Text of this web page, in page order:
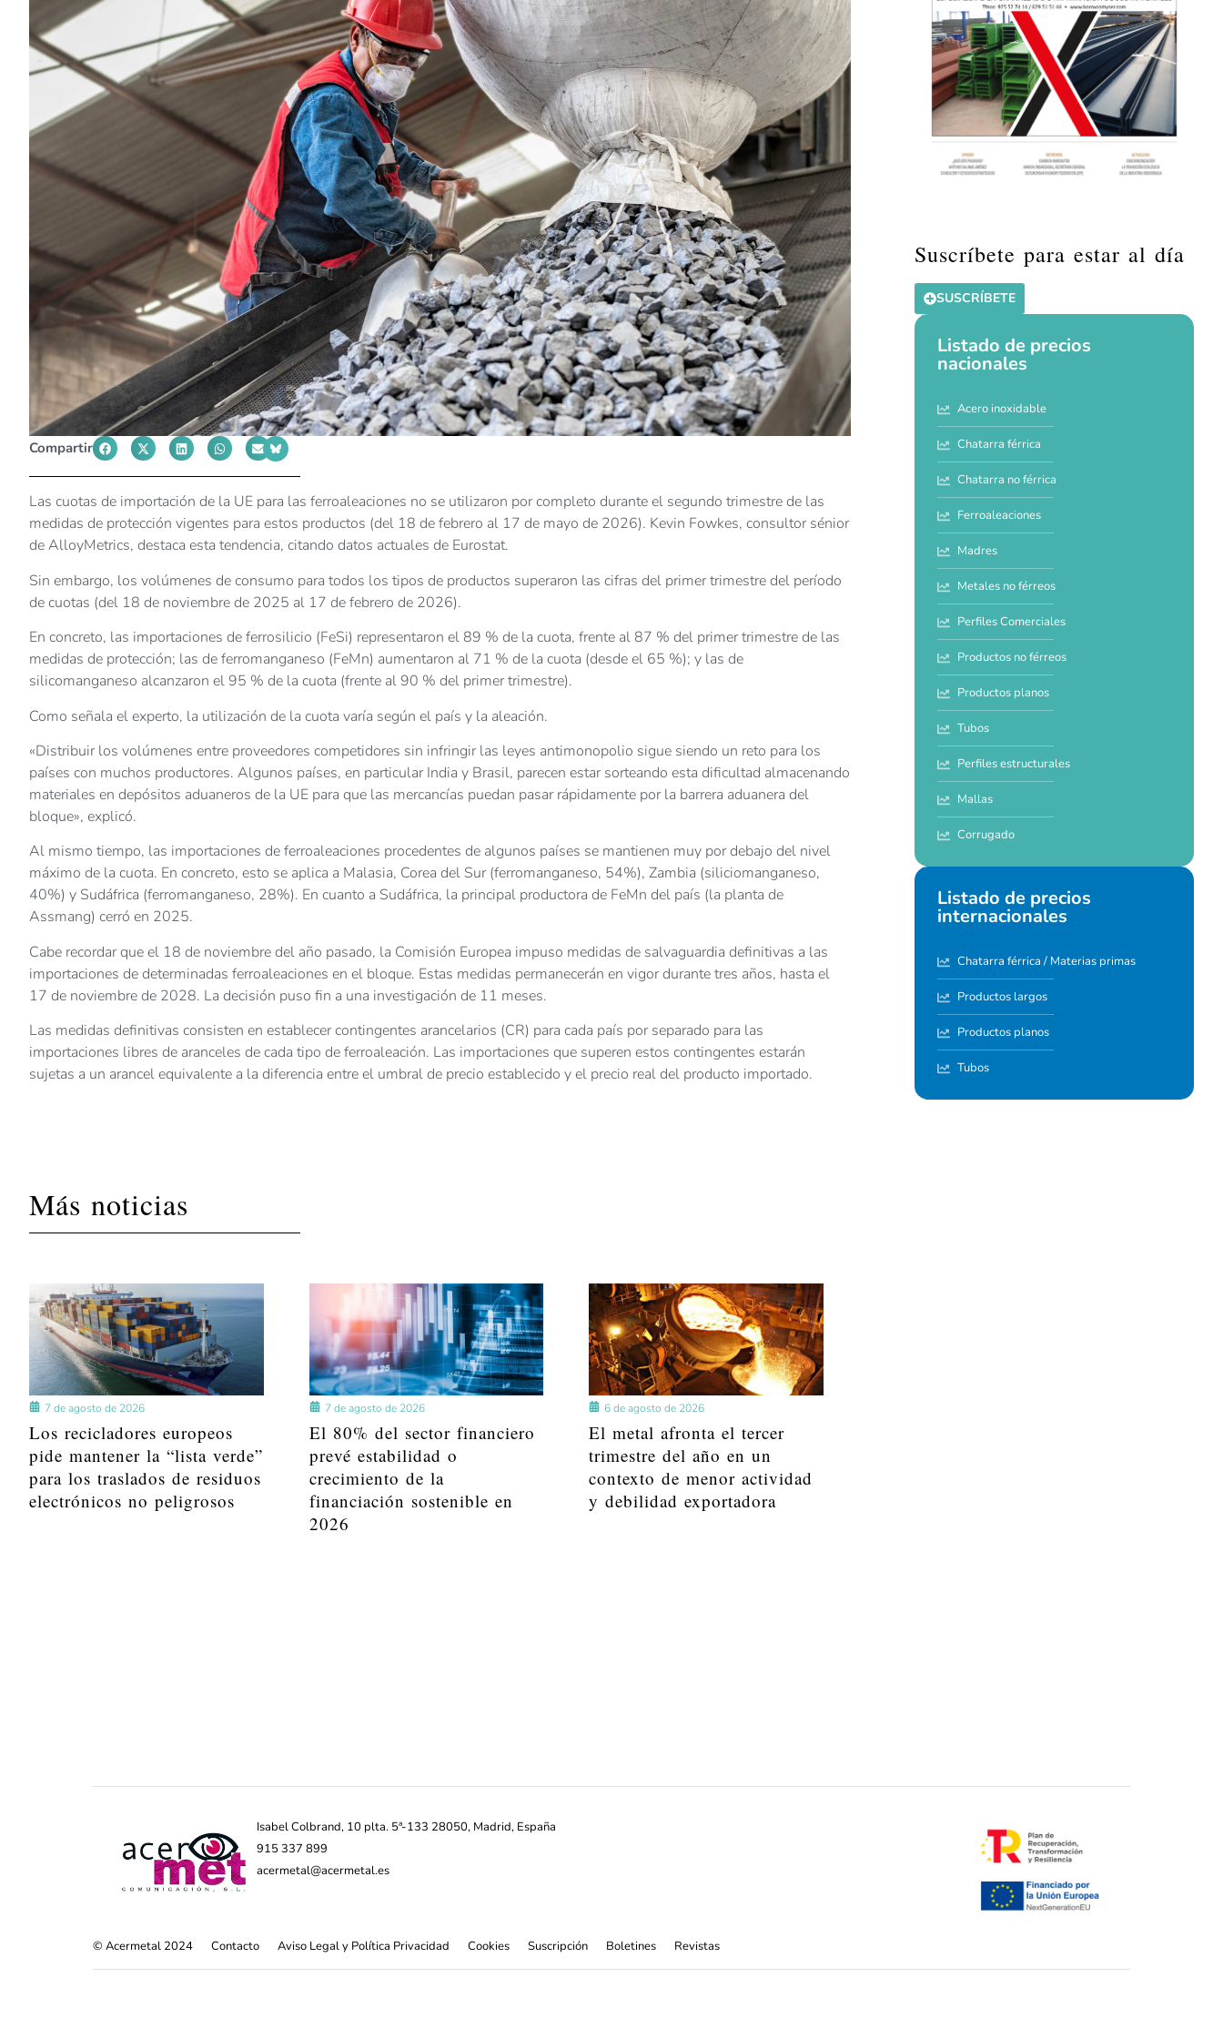
Compartir
Las cuotas de importación de la UE para las ferroaleaciones no se utilizaron por completo durante el segundo trimestre de las
medidas de protección vigentes para estos productos (del 18 de febrero al 17 de mayo de 2026). Kevin Fowkes, consultor sénior
de AlloyMetrics, destaca esta tendencia, citando datos actuales de Eurostat.
Sin embargo, los volúmenes de consumo para todos los tipos de productos superaron las cifras del primer trimestre del período
de cuotas (del 18 de noviembre de 2025 al 17 de febrero de 2026).
En concreto, las importaciones de ferrosilicio (FeSi) representaron el 89 % de la cuota, frente al 87 % del primer trimestre de las
medidas de protección; las de ferromanganeso (FeMn) aumentaron al 71 % de la cuota (desde el 65 %); y las de
silicomanganeso alcanzaron el 95 % de la cuota (frente al 90 % del primer trimestre).
Como señala el experto, la utilización de la cuota varía según el país y la aleación.
«Distribuir los volúmenes entre proveedores competidores sin infringir las leyes antimonopolio sigue siendo un reto para los
países con muchos productores. Algunos países, en particular India y Brasil, parecen estar sorteando esta dificultad almacenando
materiales en depósitos aduaneros de la UE para que las mercancías puedan pasar rápidamente por la barrera aduanera del
bloque», explicó.
Al mismo tiempo, las importaciones de ferroaleaciones procedentes de algunos países se mantienen muy por debajo del nivel
máximo de la cuota. En concreto, esto se aplica a Malasia, Corea del Sur (ferromanganeso, 54%), Zambia (siliciomanganeso,
40%) y Sudáfrica (ferromanganeso, 28%). En cuanto a Sudáfrica, la principal productora de FeMn del país (la planta de
Assmang) cerró en 2025.
Cabe recordar que el 18 de noviembre del año pasado, la Comisión Europea impuso medidas de salvaguardia definitivas a las
importaciones de determinadas ferroaleaciones en el bloque. Estas medidas permanecerán en vigor durante tres años, hasta el
17 de noviembre de 2028. La decisión puso fin a una investigación de 11 meses.
Las medidas definitivas consisten en establecer contingentes arancelarios (CR) para cada país por separado para las
importaciones libres de aranceles de cada tipo de ferroaleación. Las importaciones que superen estos contingentes estarán
sujetas a un arancel equivalente a la diferencia entre el umbral de precio establecido y el precio real del producto importado.
Más noticias
7 de agosto de 2026
Los recicladores europeos
pide mantener la “lista verde”
para los traslados de residuos
electrónicos no peligrosos
7 de agosto de 2026
El 80% del sector financiero
prevé estabilidad o
crecimiento de la
financiación sostenible en
2026
6 de agosto de 2026
El metal afronta el tercer
trimestre del año en un
contexto de menor actividad
y debilidad exportadora
Suscríbete para estar al día
SUSCRÍBETE
Listado de precios
nacionales
Acero inoxidable
Chatarra férrica
Chatarra no férrica
Ferroaleaciones
Madres
Metales no férreos
Perfiles Comerciales
Productos no férreos
Productos planos
Tubos
Perfiles estructurales
Mallas
Corrugado
Listado de precios
internacionales
Chatarra férrica / Materias primas
Productos largos
Productos planos
Tubos
Isabel Colbrand, 10 plta. 5ª-133 28050, Madrid, España
915 337 899
acermetal@acermetal.es
© Acermetal 2024 Contacto Aviso Legal y Política Privacidad Cookies Suscripción Boletines Revistas